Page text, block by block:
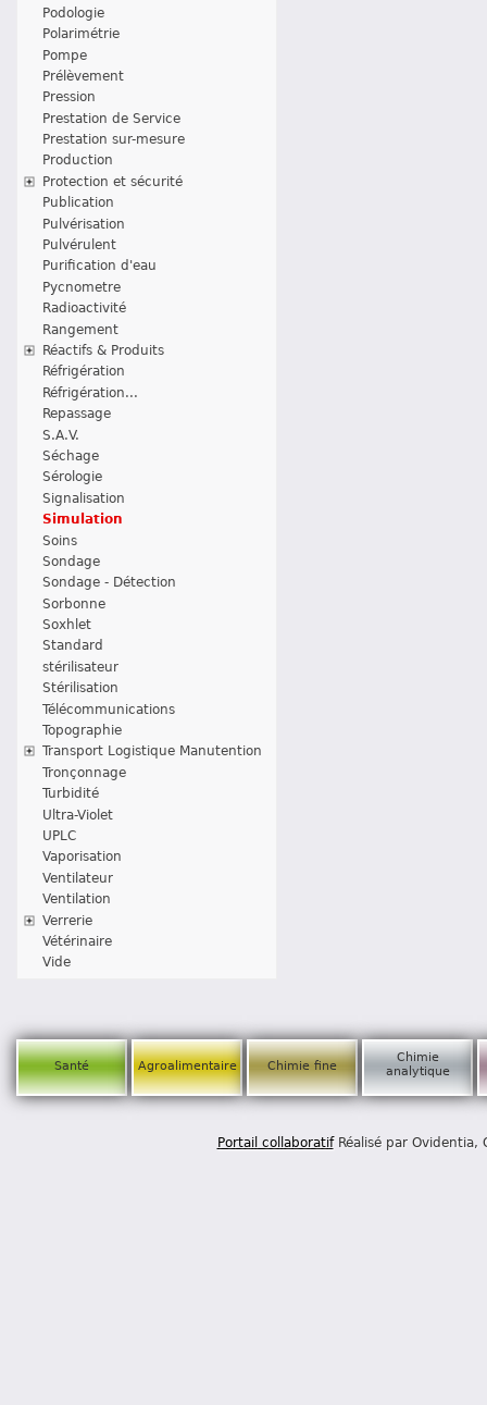
Podologie
Polarimétrie
Pompe
Prélèvement
Pression
Prestation de Service
Prestation sur-mesure
Production
Protection et sécurité
Publication
Pulvérisation
Pulvérulent
Purification d'eau
Pycnometre
Radioactivité
Rangement
Réactifs & Produits
Réfrigération
Réfrigération...
Repassage
S.A.V.
Séchage
Sérologie
Signalisation
Simulation
Soins
Sondage
Sondage - Détection
Sorbonne
Soxhlet
Standard
stérilisateur
Stérilisation
Télécommunications
Topographie
Transport Logistique Manutention
Tronçonnage
Turbidité
Ultra-Violet
UPLC
Vaporisation
Ventilateur
Ventilation
Verrerie
Vétérinaire
Vide
Santé Agroalimentaire Chimie fine
Chimie
analytique
Portail collaboratifRéalisé par Ovidentia,